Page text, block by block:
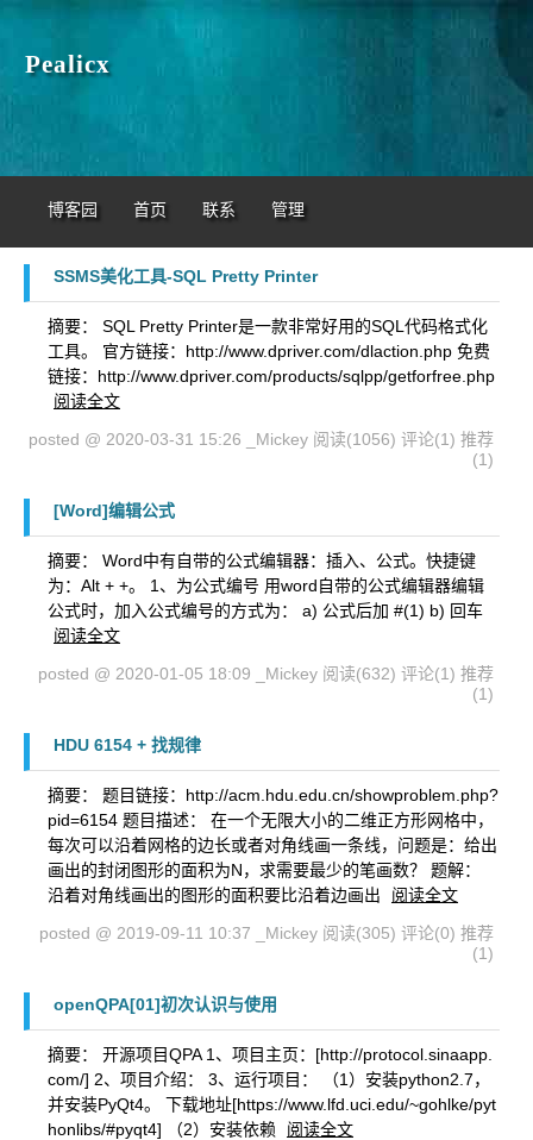
Pealicx
博客园 首页 联系 管理
SSMS美化工具-SQL Pretty Printer
摘要： SQL Pretty Printer是一款非常好用的SQL代码格式化
工具。 官方链接：http://www.dpriver.com/dlaction.php 免费
链接：http://www.dpriver.com/products/sqlpp/getforfree.php
阅读全文
posted @ 2020-03-31 15:26 _Mickey 阅读(1056) 评论(1) 推荐
(1)
[Word]编辑公式
摘要： Word中有自带的公式编辑器：插入、公式。快捷键
为：Alt + +。 1、为公式编号 用word自带的公式编辑器编辑
公式时，加入公式编号的方式为： a) 公式后加 #(1) b) 回车
阅读全文
posted @ 2020-01-05 18:09 _Mickey 阅读(632) 评论(1) 推荐
(1)
HDU 6154 + 找规律
摘要： 题目链接：http://acm.hdu.edu.cn/showproblem.php?
pid=6154 题目描述： 在一个无限大小的二维正方形网格中，
每次可以沿着网格的边长或者对角线画一条线，问题是：给出
画出的封闭图形的面积为N，求需要最少的笔画数？ 题解：
沿着对角线画出的图形的面积要比沿着边画出
阅读全文
posted @ 2019-09-11 10:37 _Mickey 阅读(305) 评论(0) 推荐
(1)
openQPA[01]初次认识与使用
摘要： 开源项目QPA 1、项目主页：[http://protocol.sinaapp.
com/] 2、项目介绍： 3、运行项目： （1）安装python2.7，
并安装PyQt4。 下载地址[https://www.lfd.uci.edu/~gohlke/pyt
honlibs/#pyqt4] （2）安装依赖
阅读全文